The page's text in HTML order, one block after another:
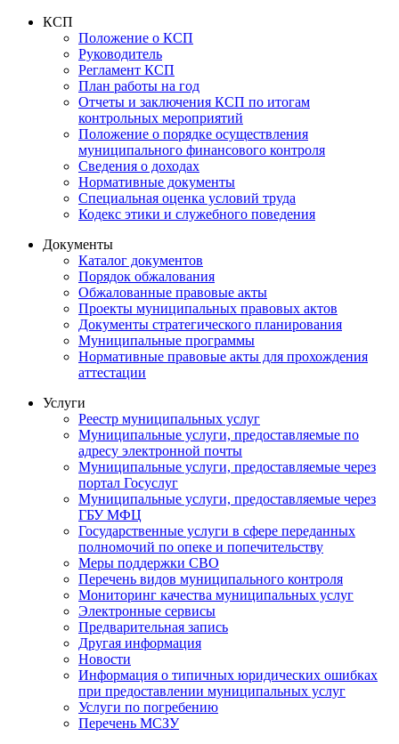
КСП
Положение о КСП
Руководитель
Регламент КСП
План работы на год
Отчеты и заключения КСП по итогам
контрольных мероприятий
Положение о порядке осуществления
муниципального финансового контроля
Сведения о доходах
Нормативные документы
Специальная оценка условий труда
Кодекс этики и служебного поведения
Документы
Каталог документов
Порядок обжалования
Обжалованные правовые акты
Проекты муниципальных правовых актов
Документы стратегического планирования
Муниципальные программы
Нормативные правовые акты для прохождения
аттестации
Услуги
Реестр муниципальных услуг
Муниципальные услуги, предоставляемые по
адресу электронной почты
Муниципальные услуги, предоставляемые через
портал Госуслуг
Муниципальные услуги, предоставляемые через
ГБУ МФЦ
Государственные услуги в сфере переданных
полномочий по опеке и попечительству
Меры поддержки СВО
Перечень видов муниципального контроля
Мониторинг качества муниципальных услуг
Электронные сервисы
Предварительная запись
Другая информация
Новости
Информация о типичных юридических ошибках
при предоставлении муниципальных услуг
Услуги по погребению
Перечень МСЗУ